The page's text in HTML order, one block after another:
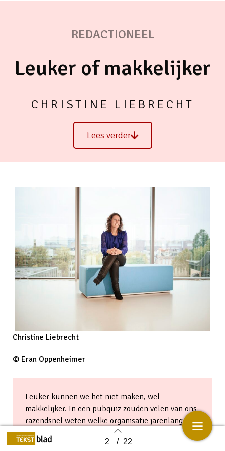
Back to index 2 / 22
REDACTIONEEL
Leuker of makkelijker
CHRISTINE LIEBRECHT
Lees verder
Christine Liebrecht
© Eran Oppenheimer
Leuker kunnen we het niet maken, wel
makkelijker. In een pubquiz zouden velen van ons
razendsnel weten welke organisatie jarenlang
deze slogan voerde. Inmiddels is de slogan via de
achterdeur verdwenen; zo gemakkelijk ervaren we